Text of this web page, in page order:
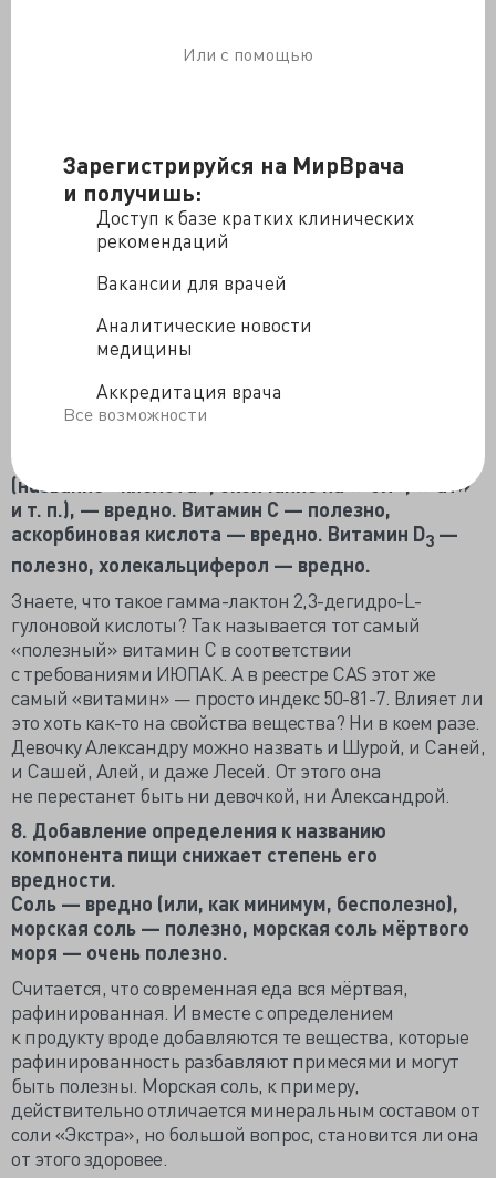
Зарегистрируйся на МирВрача
и получишь:
Доступ к базе кратких клинических
рекомендаций
Вакансии для врачей
Аналитические новости
медицины
Аккредитация врача
Все возможности
Или с помощью
Состав яблока
что это какое-либо химическое вещество
(название «кислота», окончание на «-ол», «-ат»
и т. п.), — вредно. Витамин C — полезно,
аскорбиновая кислота — вредно. Витамин D3 —
полезно, холекальциферол — вредно.
Знаете, что такое гамма-лактон 2,3-дегидро-L-
гулоновой кислоты? Так называется тот самый
«полезный» витамин C в соответствии
с требованиями ИЮПАК. А в реестре CAS этот же
самый «витамин» — просто индекс 50-81-7. Влияет ли
это хоть как-то на свойства вещества? Ни в коем разе.
Девочку Александру можно назвать и Шурой, и Саней,
и Сашей, Алей, и даже Лесей. От этого она
не перестанет быть ни девочкой, ни Александрой.
8. Добавление определения к названию
компонента пищи снижает степень его
вредности.
Соль — вредно (или, как минимум, бесполезно),
морская соль — полезно, морская соль мёртвого
моря — очень полезно.
Считается, что современная еда вся мёртвая,
рафинированная. И вместе с определением
к продукту вроде добавляются те вещества, которые
рафинированность разбавляют примесями и могут
быть полезны. Морская соль, к примеру,
действительно отличается минеральным составом от
соли «Экстра», но большой вопрос, становится ли она
от этого здоровее.